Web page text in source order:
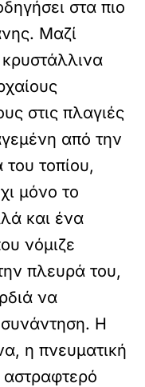
στα πιο
Μαζί
στις πλαγιές
από την
τοπίου,
μόνο το
και ένα
νόμιζε
πλευρά του,
να
Η
η πνευματική
αστραφτερό